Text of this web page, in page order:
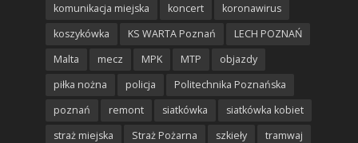
komunikacja miejska
koncert
koronawirus
koszykówka
KS WARTA Poznań
LECH POZNAŃ
Malta
mecz MPK MTP
objazdy
piłka nożna
policja
Politechnika Poznańska
poznań
remont siatkówka
siatkówka kobiet
straż miejska
Straż Pożarna szkieły
tramwaj